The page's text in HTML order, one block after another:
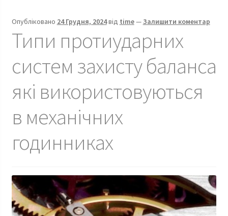
годинники
Опубліковано 24 Грудня, 2024від time—Залишити коментар
Типи протиударних
систем захисту баланса
які використовуються
в механічних
годинниках